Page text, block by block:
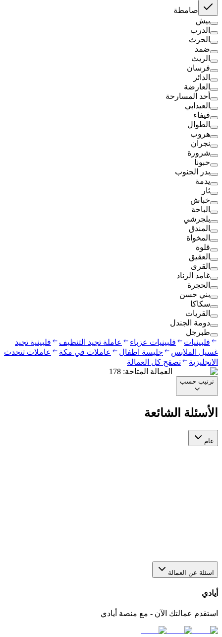
صامطة
بيش
الدرب
الحرث
ضمد
الريث
فرسان
الدائر
العارضة
أحد المسارحة
العيدابي
فيفاء
الطوال
هروب
نجران
شرورة
حبونا
بدر الجنوب
يدمة
ثار
خباش
الباحة
بلجرشي
المندق
المخواة
قلوة
العقيق
القرى
غامد الزناد
الحجرة
بني حسن
سكاكا
القريات
دومة الجندل
طبرجل
فلبينيات
فلبينيات عزباء عاملة تجيد التنظيف
فلبينية تجيد
غسيل الملابس
جليسة اطفال عاملات في مكة
عاملات تتحدث
الانجليزية
تصفح كل العمالة
العمالة المتاحة:
178
ترتيب حسب
الأسئلة الشائعة
عام
اسئلة عن العمالة
أيادي
استقدم عمالتك الآن - مع منصة أيادي